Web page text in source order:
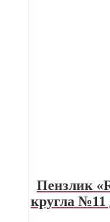
Пензлик
кругла №11